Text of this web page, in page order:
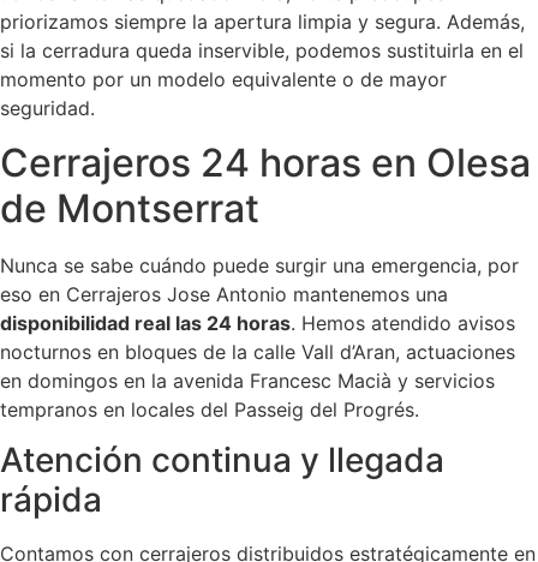
priorizamos siempre la apertura limpia y segura. Además,
si la cerradura queda inservible, podemos sustituirla en el
momento por un modelo equivalente o de mayor
seguridad.
Cerrajeros 24 horas en Olesa
de Montserrat
Nunca se sabe cuándo puede surgir una emergencia, por
eso en Cerrajeros Jose Antonio mantenemos una
disponibilidad real las 24 horas. Hemos atendido avisos
nocturnos en bloques de la calle Vall d’Aran, actuaciones
en domingos en la avenida Francesc Macià y servicios
tempranos en locales del Passeig del Progrés.
Atención continua y llegada
rápida
Contamos con cerrajeros distribuidos estratégicamente en